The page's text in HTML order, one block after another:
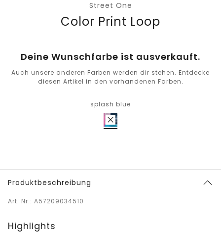
Street One
Color Print Loop
Deine Wunschfarbe ist ausverkauft.
Auch unsere anderen Farben werden dir stehen. Entdecke
diesen Artikel in den vorhandenen Farben.
splash blue
Produktbeschreibung
Art. Nr.: A57209034510
Highlights